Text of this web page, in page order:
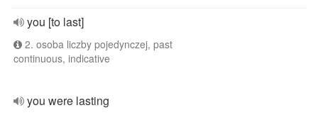
you [to last]
2. osoba liczby pojedynczej, past
continuous, indicative
you were lasting